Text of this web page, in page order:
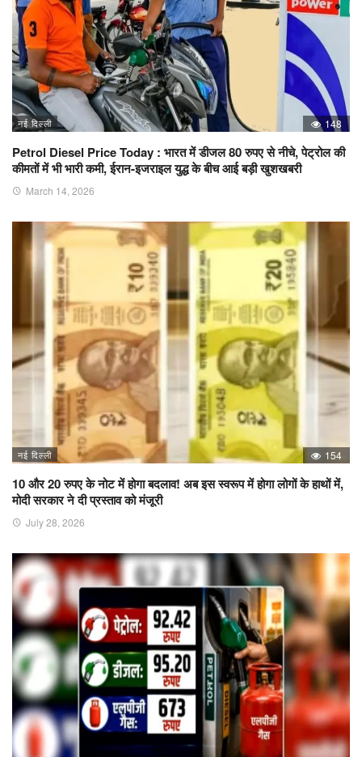
नई दिल्ली 148
Petrol Diesel Price Today : भारत में डीजल 80 रुपए से नीचे, पेट्रोल की
कीमतों में भी भारी कमी, ईरान-इजराइल युद्ध के बीच आई बड़ी खुशखबरी
March 14, 2026
नई दिल्ली 154
10 और 20 रुपए के नोट में होगा बदलाव! अब इस स्वरूप में होगा लोगों के हाथों में,
मोदी सरकार ने दी प्रस्ताव को मंजूरी
July 28, 2026